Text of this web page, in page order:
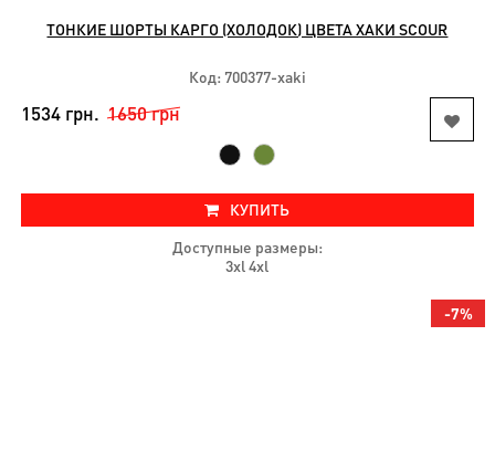
ТОНКИЕ ШОРТЫ КАРГО (ХОЛОДОК) ЦВЕТА ХАКИ SCOUR
Код: 700377-xaki
1534 грн. 1650 грн
КУПИТЬ
Доступные размеры:
3xl 4xl
-7%